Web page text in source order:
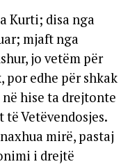
Kurti; disa nga
mjaft nga
jo vetëm për
edhe për shkak
hise ta drejtonte
Vetëvendosjes.
mirë, pastaj
i drejtë